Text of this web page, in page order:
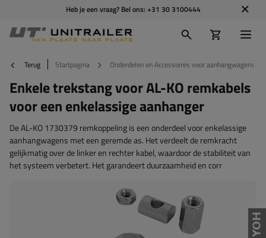
Heb je een vraag? Bel ons: +31 30 3100444
Terug Startpagina Onderdelen en Accessoires voor aanhangwagens
Enkele trekstang voor AL-KO remkabels
voor een enkelassige aanhanger
De AL-KO 1730379 remkoppeling is een onderdeel voor enkelassige
aanhangwagens met een geremde as. Het verdeelt de remkracht
gelijkmatig over de linker en rechter kabel, waardoor de stabiliteit van
het systeem verbetert. Het garandeert duurzaamheid en corr